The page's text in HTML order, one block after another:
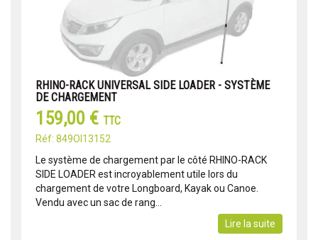
RHINO-RACK UNIVERSAL SIDE LOADER - SYSTÈME
DE CHARGEMENT
159,00 € TTC
Réf: 849OI13152
Le système de chargement par le côté RHINO-RACK
SIDE LOADER est incroyablement utile lors du
chargement de votre Longboard, Kayak ou Canoe.
Vendu avec un sac de rang...
Lire la suite